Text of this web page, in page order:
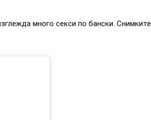
много секси по бански. Снимките